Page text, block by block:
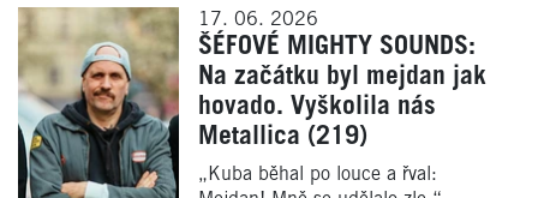
17. 06. 2026
ŠÉFOVÉ MIGHTY SOUNDS:
Na začátku byl mejdan jak
hovado. Vyškolila nás
Metallica (219)
„Kuba běhal po louce a řval: